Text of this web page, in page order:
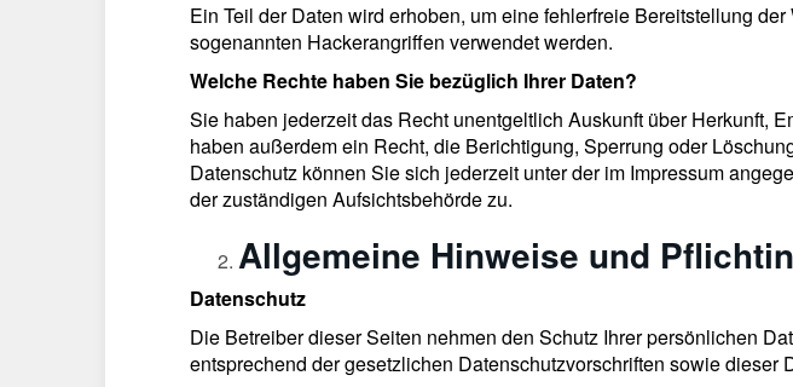
Ein Teil der Daten wird erhoben, um eine fehlerfreie Bereitstellung
sogenannten Hackerangriffen verwendet werden.
Welche Rechte haben Sie bezüglich Ihrer Daten?
Sie haben jederzeit das Recht unentgeltlich Auskunft über Herkunft,
haben außerdem ein Recht, die Berichtigung, Sperrung oder
Datenschutz können Sie sich jederzeit unter der im Impressum
der zuständigen Aufsichtsbehörde zu.
Allgemeine Hinweise und
Datenschutz
Die Betreiber dieser Seiten nehmen den Schutz Ihrer persönlichen
entsprechend der gesetzlichen Datenschutzvorschriften sowie dieser